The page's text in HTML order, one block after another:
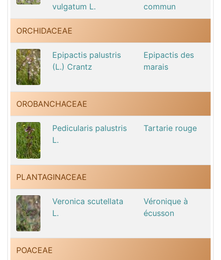
vulgatum L.
commun
ORCHIDACEAE
Epipactis palustris
(L.) Crantz
Epipactis des
marais
OROBANCHACEAE
Pedicularis palustris
L.
Tartarie rouge
PLANTAGINACEAE
Veronica scutellata
L.
Véronique à
écusson
POACEAE